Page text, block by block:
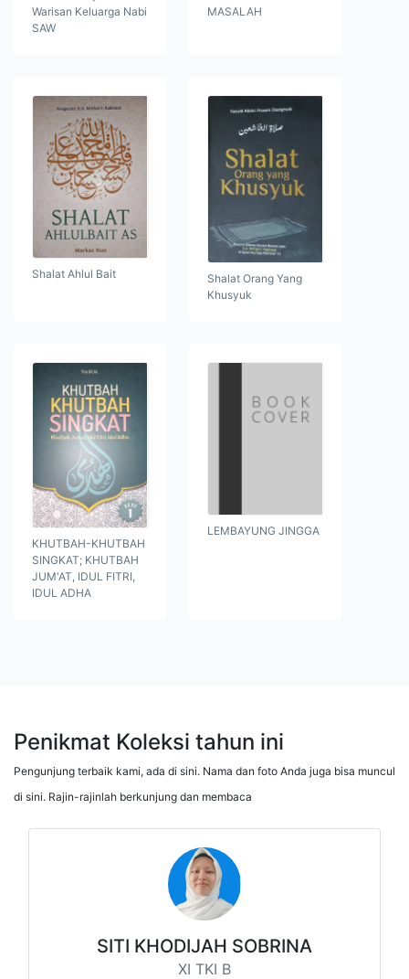
Warisan Keluarga Nabi
SAW
MASALAH
Shalat Ahlul Bait
Shalat Orang Yang
Khusyuk
KHUTBAH-KHUTBAH
SINGKAT; KHUTBAH
JUM'AT, IDUL FITRI,
IDUL ADHA
LEMBAYUNG JINGGA
Penikmat Koleksi tahun ini
Pengunjung terbaik kami, ada di sini. Nama dan foto Anda juga bisa muncul
di sini. Rajin-rajinlah berkunjung dan membaca
SITI KHODIJAH SOBRINA
XI TKI B